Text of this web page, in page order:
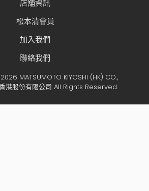
店舖資訊
松本清會員
加入我們
聯絡我們
MATSUMOTO KIYOSHI (HK) CO.,
港股份有限公司 All Rights Reserved.